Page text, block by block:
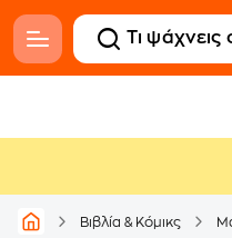
Βιβλία & Κόμικς